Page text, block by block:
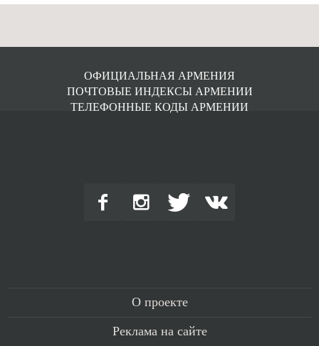
ОФИЦИАЛЬНАЯ АРМЕНИЯ
ПОЧТОВЫЕ ИНДЕКСЫ АРМЕНИИ
ТЕЛЕФОННЫЕ КОДЫ АРМЕНИИ
О проекте
Реклама на сайте